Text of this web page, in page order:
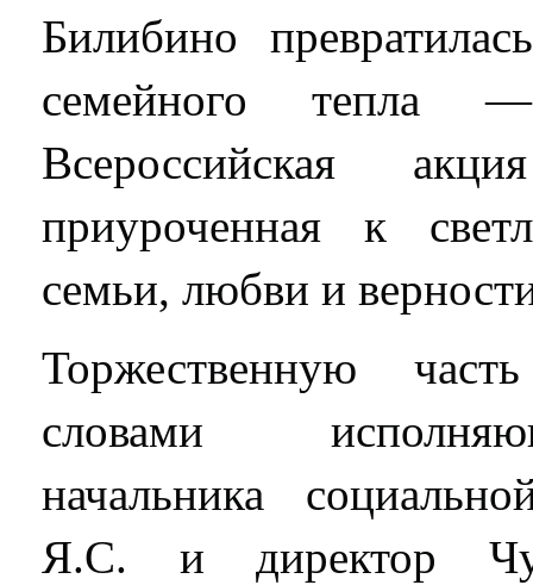
Билибино
семейного тепла —
Всероссийская
приуроченная к
семьи, любви и
Торжественную
словами
начальника
Я.С. и директор